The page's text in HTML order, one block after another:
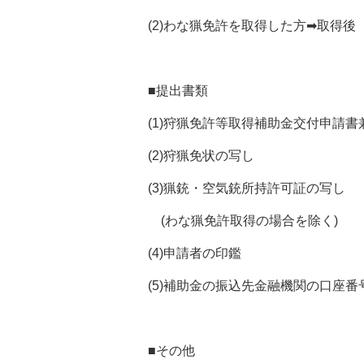
(2)わな猟免許を取得した方➡取得後
■提出書類
(1)狩猟免許等取得補助金交付申請書
(2)狩猟免状の写し
(3)猟銃・空気銃所持許可証の写し
(わな猟免許取得の場合を除く)
(4)申請者の印鑑
(5)補助金の振込先金融機関の口座番
■その他